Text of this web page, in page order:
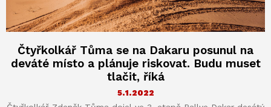
Čtyřkolkář Tůma se na Dakaru posunul na
deváté místo a plánuje riskovat. Budu muset
tlačit, říká
5.1.2022